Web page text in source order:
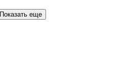
Показать еще